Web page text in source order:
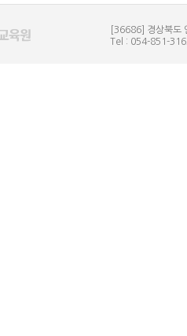
[36686] 경상북도
Tel : 054-851-